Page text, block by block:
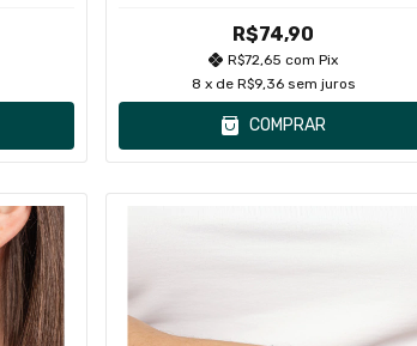
R$74,90
R$72,65com Pix
8 x de R$9,36 sem juros
COMPRAR